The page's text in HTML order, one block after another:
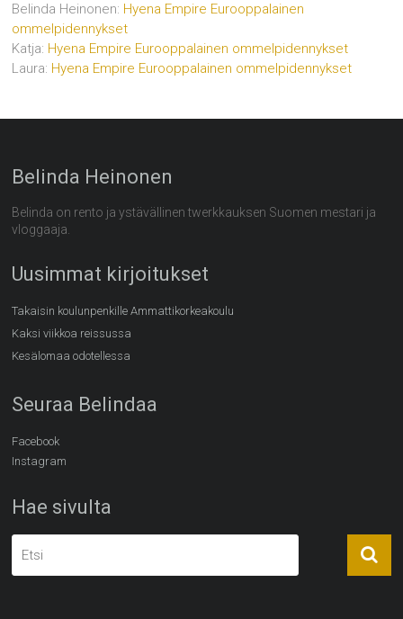
Belinda Heinonen: Hyena Empire Eurooppalainen
ommelpidennykset
Katja: Hyena Empire Eurooppalainen ommelpidennykset
Laura: Hyena Empire Eurooppalainen ommelpidennykset
Belinda Heinonen
Belinda on rento ja ystävällinen twerkkauksen Suomen mestari ja
vloggaaja.
Uusimmat kirjoitukset
Takaisin koulunpenkille Ammattikorkeakoulu
Kaksi viikkoa reissussa
Kesälomaa odotellessa
Seuraa Belindaa
Facebook
Instagram
Hae sivulta